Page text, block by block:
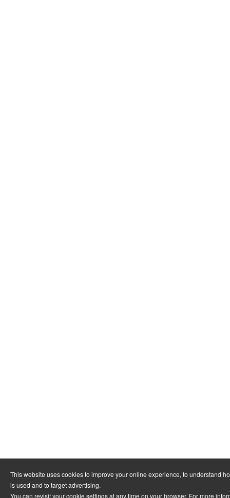
This website uses cookies to improve your online experience, to understand
is used and to target advertising.
You can revisit your cookie settings at any time on your browser. For more